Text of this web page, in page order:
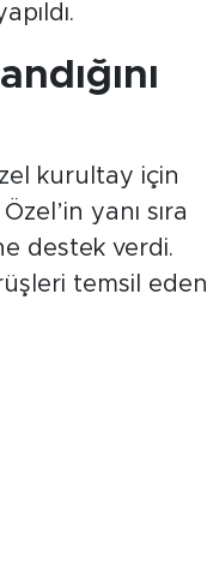
kurultay için
yanı sıra
destek verdi.
temsil eden